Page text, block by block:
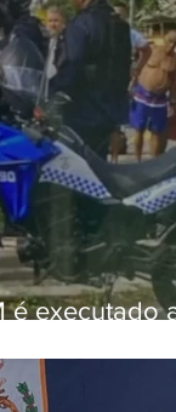
é executado a